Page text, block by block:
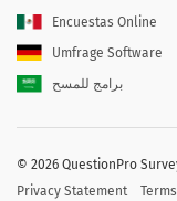
Encuestas Online
Umfrage Software
برامج للمسح
© 2026 QuestionPro
Privacy Statement